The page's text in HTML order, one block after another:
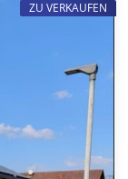
ZU VERKAUFEN